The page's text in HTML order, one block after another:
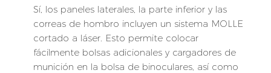
Sí, los paneles laterales, la parte inferior y las
correas de hombro incluyen un sistema MOLLE
cortado a láser. Esto permite colocar
fácilmente bolsas adicionales y cargadores de
munición en la bolsa de binoculares, así como